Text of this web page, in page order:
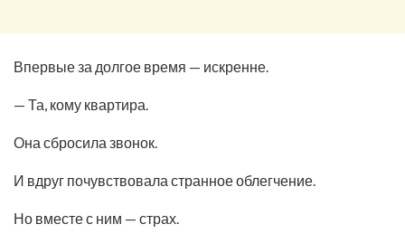
Впервые за долгое время — искренне.
— Та, кому квартира.
Она сбросила звонок.
И вдруг почувствовала странное облегчение.
Но вместе с ним — страх.